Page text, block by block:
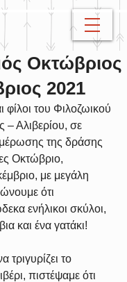
Οκτώβριος
2021
φίλοι του Φιλοζωικού
– Αλιβερίου, σε
της δράσης
Οκτώβριο,
με μεγάλη
ότι
ενήλικοι σκύλοι,
και ένα γατάκι!
το
πιστέψαμε ότι